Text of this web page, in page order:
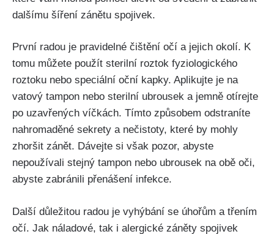
dalšímu šíření ​zánětu spojivek.
První radou je pravidelné čištění očí a jejich okolí. K
tomu můžete použít‌ sterilní roztok ‌fyziologického
roztoku‍ nebo speciální oční kapky. Aplikujte je ⁣na
⁢vatový tampon nebo sterilní ubrousek a jemně otírejte
po uzavřených ⁢víčkách.‍ Tímto způsobem odstraníte
⁤nahromaděné sekrety ⁣a⁢ nečistoty, které by⁣ mohly
⁤zhoršit ​zánět. Dávejte si však pozor, ​abyste
nepoužívali ‍stejný tampon nebo ubrousek na obě oči,
abyste zabránili ​přenášení infekce.
Další⁢ důležitou radou je vyhýbání se úhořům ‍a ⁣třením
⁣očí. Jak náladové, ‌tak‍ i ​alergické záněty spojivek ​